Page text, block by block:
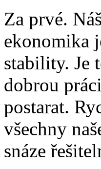
Za prvé.
ekonomika
stability. Je
dobrou
postarat.
všechny
snáze